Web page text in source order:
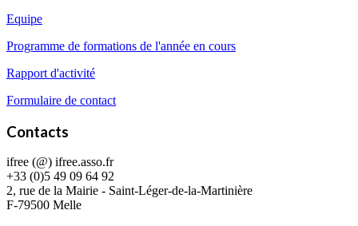
Equipe
Programme de formations de l'année en cours
Rapport d'activité
Formulaire de contact
Contacts
ifree (@) ifree.asso.fr
+33 (0)5 49 09 64 92
2, rue de la Mairie - Saint-Léger-de-la-Martinière
F-79500 Melle